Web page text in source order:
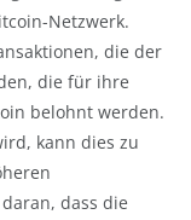
Netzwerk.
die der
die für ihre
belohnt werden.
kann dies zu
dass die